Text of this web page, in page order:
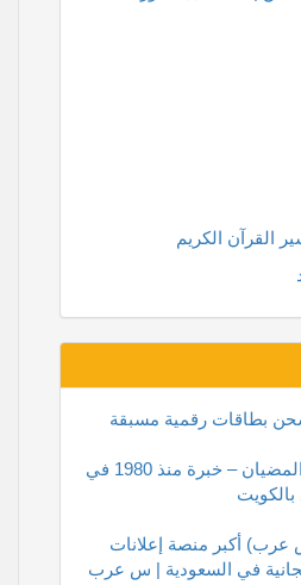
الكريم
رقمية مسبقة
شركة مصاعد المضيان – خبرة منذ 1980 في
أكبر منصة إعلانات
في السعودية | س عرب